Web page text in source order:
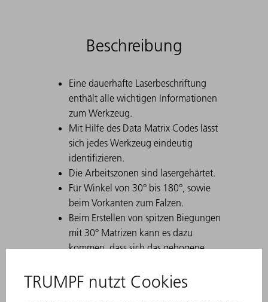
Beschreibung
Eine dauerhafte Laserbeschriftung
enthält alle wichtigen Informationen
zum Werkzeug.
Mit Hilfe des Data Matrix Codes lässt
sich jedes Werkzeug eindeutig
identifizieren.
Die Arbeitszonen sind lasergehärtet.
Für Winkel von 30° bis 180°, sowie
beim Vorkanten zum Falzen.
Beim Erstellen von spitzen Biegungen
mit 30° Matrizen kann es dazu
kommen, dass sich das gebogene
TRUMPF Ausstoßhilfen lösen dieses